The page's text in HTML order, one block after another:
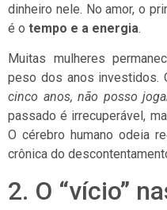
dinheiro nele. No amor, o
é o tempo e a energia.
Muitas mulheres
peso dos anos investidos.
cinco anos, não posso
passado é irrecuperável,
O cérebro humano odeia
crônica do
2. O “vício”